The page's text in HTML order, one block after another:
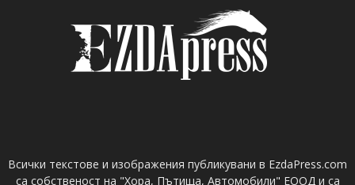
Всички текстове и изображения публикувани в EzdaPress.com
са собственост на "Хора, Пътища, Автомобили" ЕООД и са